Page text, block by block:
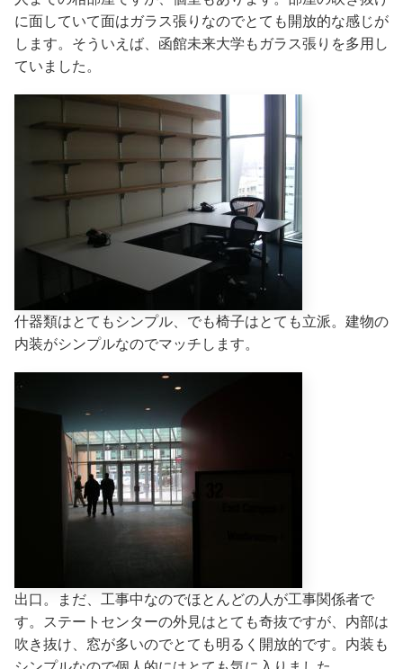
に面していて面はガラス張りなのでとても開放的な感じが
します。そういえば、函館未来大学もガラス張りを多用し
ていました。
什器類はとてもシンプル、でも椅子はとても立派。建物の
内装がシンプルなのでマッチします。
出口。まだ、工事中なのでほとんどの人が工事関係者で
す。ステートセンターの外見はとても奇抜ですが、内部は
吹き抜け、窓が多いのでとても明るく開放的です。内装も